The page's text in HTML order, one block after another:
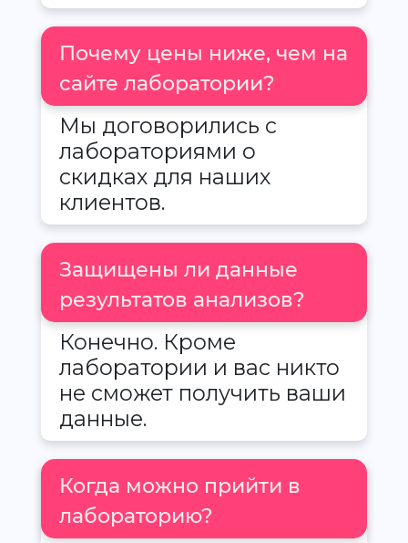
Почему цены ниже, чем на
сайте лаборатории?
Мы договорились с
лабораториями о
скидках для наших
клиентов.
Защищены ли данные
результатов анализов?
Конечно. Кроме
лаборатории и вас никто
не сможет получить ваши
данные.
Когда можно прийти в
лабораторию?